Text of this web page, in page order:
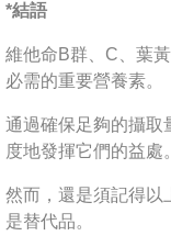
*結語
維他命B群、C、葉
必需的重要營養素。
通過確保足夠的攝取
度地發揮它們的益處。
然而，還是須記得以
是替代品。